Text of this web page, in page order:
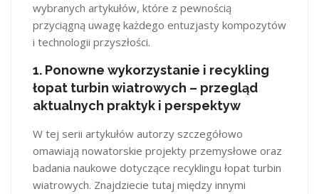
wybranych artykułów, które z pewnością
przyciągną uwagę każdego entuzjasty kompozytów
i technologii przyszłości.
1. Ponowne wykorzystanie i recykling
łopat turbin wiatrowych – przegląd
aktualnych praktyk i perspektyw
W tej serii artykułów autorzy szczegółowo
omawiają nowatorskie projekty przemysłowe oraz
badania naukowe dotyczące recyklingu łopat turbin
wiatrowych. Znajdziecie tutaj między innymi